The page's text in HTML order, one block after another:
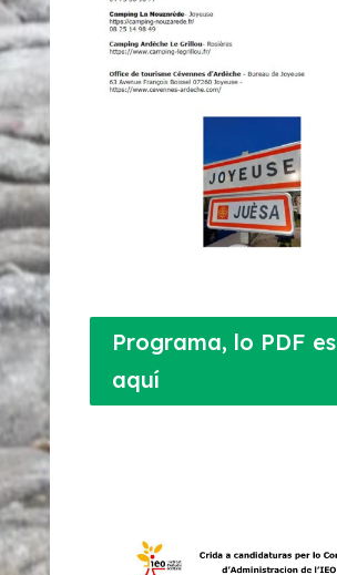
Programa, lo PDF es
aquí